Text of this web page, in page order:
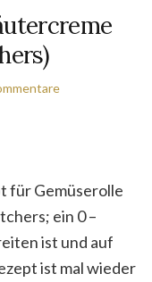
für Gemüserolle
ein 0 –
ist und auf
ist mal wieder